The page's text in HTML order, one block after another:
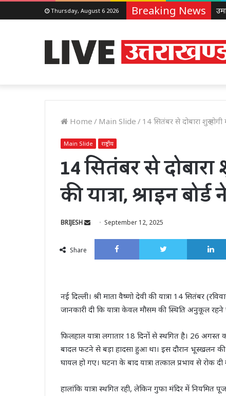
Thursday, August 6 2026 Breaking News
Home / Main Slide / 14 सितंबर से दोबारा शुरू होगी
Main Slide राष्ट्रीय
14 सितंबर से दोबारा
की यात्रा, श्राइन
BRIJESH
Send September 12, 2025
Share
Facebook Twitter
नई दिल्ली। श्री माता वैष्णो देवी की यात्रा 14 सितंबर
जानकारी दी कि यात्रा केवल मौसम की स्थिति अनुकूल रहने
फिलहाल यात्रा लगातार 18 दिनों से स्थगित है। 26 अगस्त
बादल फटने से बड़ा हादसा हुआ था। इस दौरान
घायल हो गए। घटना के बाद यात्रा तत्काल प्रभाव से रोक दी
हालांकि यात्रा स्थगित रही, लेकिन गुफा मंदिर में